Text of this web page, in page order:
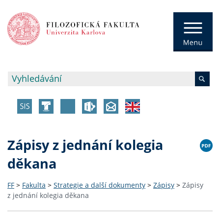
Zápisy z jednání kolegia
děkana
FF > Fakulta > Strategie a další dokumenty > Zápisy > Zápisy
z jednání kolegia děkana